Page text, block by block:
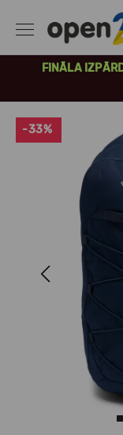
FINĀLA
Previous
-33%